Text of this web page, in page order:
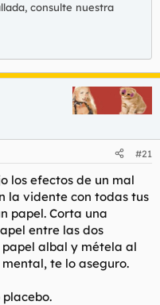
consulte nuestra
#21
los efectos de un mal
la vidente con todas tus
papel. Corta una
entre las dos
albal y métela al
te lo aseguro.